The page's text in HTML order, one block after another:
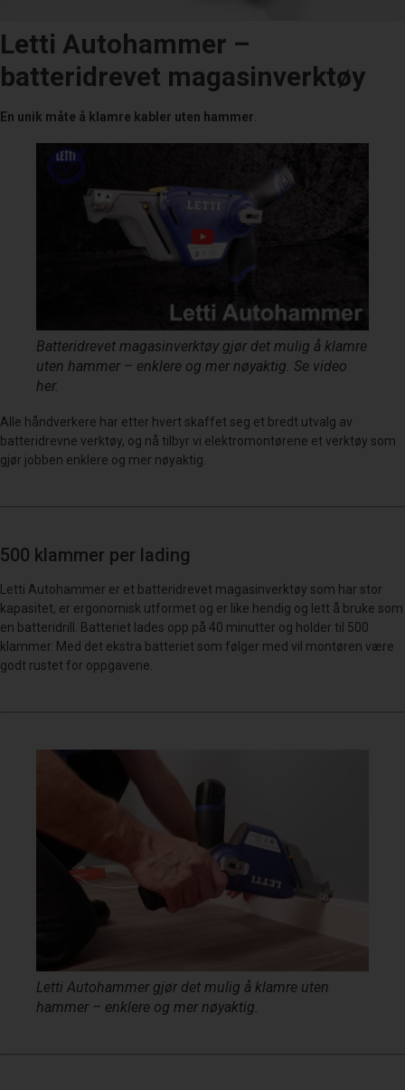
Letti Autohammer –
batteridrevet magasinverktøy
En unik måte å klamre kabler uten hammer
Batteridrevet magasinverktøy gjør det mulig å klamre
uten hammer – enklere og mer nøyaktig. Se video
her.
Alle håndverkere har etter hvert skaffet seg et bredt utvalg av
batteridrevne verktøy, og nå tilbyr vi elektromontørene et verktøy som
gjør jobben enklere og mer nøyaktig.
500 klammer per lading
Letti Autohammer er et batteridrevet magasinverktøy som har stor
kapasitet, er ergonomisk utformet og er like hendig og lett å bruke som
en batteridrill. Batteriet lades opp på 40 minutter og holder til 500
klammer. Med det ekstra batteriet som følger med vil montøren være
godt rustet for oppgavene.
Letti Autohammer gjør det mulig å klamre uten
hammer – enklere og mer nøyaktig.